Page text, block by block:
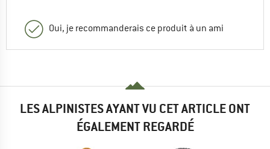
Oui, je recommanderais ce produit à un ami
LES ALPINISTES AYANT VU CET ARTICLE ONT
ÉGALEMENT REGARDÉ